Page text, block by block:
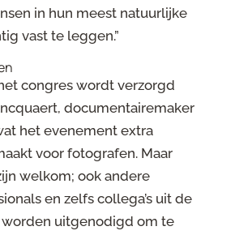
in hun meest natuurlijke
vast te leggen.”
congres wordt verzorgd
documentairemaker
het evenement extra
voor fotografen. Maar
welkom; ook andere
en zelfs collega’s uit de
uitgenodigd om te